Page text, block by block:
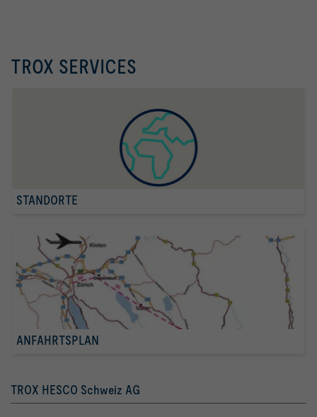
TROX SERVICES
STANDORTE
ANFAHRTSPLAN
TROX HESCO Schweiz AG